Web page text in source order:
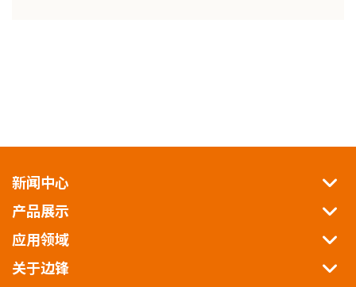
新闻中心
产品展示
应用领域
关于边锋